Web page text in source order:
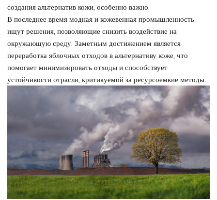
создания альтернатив кожи, особенно важно.
В последнее время модная и кожевенная промышленность
ищут решения, позволяющие снизить воздействие на
окружающую среду. Заметным достижением является
переработка яблочных отходов в альтернативу коже, что
помогает минимизировать отходы и способствует
устойчивости отрасли, критикуемой за ресурсоемкие методы.